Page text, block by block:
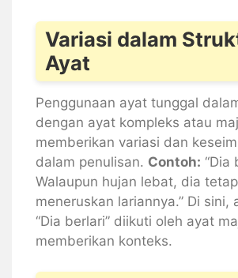
Variasi dalam
Ayat
Penggunaan ayat tunggal
dengan ayat kompleks atau
memberikan variasi dan
dalam penulisan. Contoh: “Dia
Walaupun hujan lebat, dia tetap
meneruskan lariannya.” Di sini,
“Dia berlari” diikuti oleh ayat
memberikan konteks.